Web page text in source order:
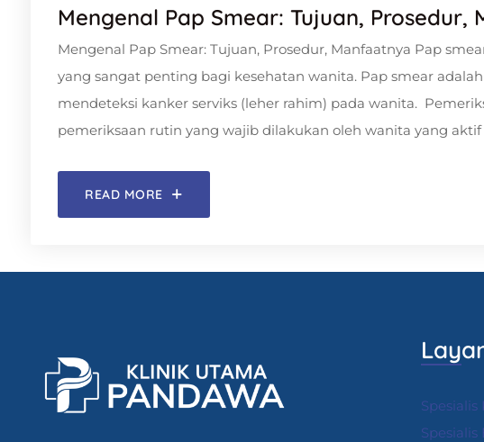
Mengenal Pap Smear: Tujuan, Prosedur,
Mengenal Pap Smear: Tujuan, Prosedur, Manfaatnya Pap
yang sangat penting bagi kesehatan wanita. Pap smear
mendeteksi kanker serviks (leher rahim) pada wanita.
pemeriksaan rutin yang wajib dilakukan oleh wanita yang aktif
READ MORE